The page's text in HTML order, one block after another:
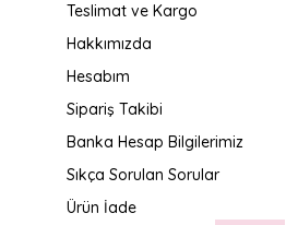
Teslimat ve Kargo
Hakkımızda
Hesabım
Sipariş Takibi
Banka Hesap Bilgilerimiz
Sıkça Sorulan Sorular
Ürün İade